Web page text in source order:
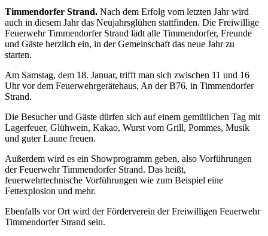
Timmendorfer Strand. Nach dem Erfolg vom letzten Jahr wird
auch in diesem Jahr das Neujahrsglühen stattfinden. Die Freiwillige
Feuerwehr Timmendorfer Strand lädt alle Timmendorfer, Freunde
und Gäste herzlich ein, in der Gemeinschaft das neue Jahr zu
starten.
Am Samstag, dem 18. Januar, trifft man sich zwischen 11 und 16
Uhr vor dem Feuerwehrgerätehaus, An der B76, in Timmendorfer
Strand.
Die Besucher und Gäste dürfen sich auf einem gemütlichen Tag mit
Lagerfeuer, Glühwein, Kakao, Wurst vom Grill, Pommes, Musik
und guter Laune freuen.
Außerdem wird es ein Showprogramm geben, also Vorführungen
der Feuerwehr Timmendorfer Strand. Das heißt,
feuerwehrtechnische Vorführungen wie zum Beispiel eine
Fettexplosion und mehr.
Ebenfalls vor Ort wird der Förderverein der Freiwilligen Feuerwehr
Timmendorfer Strand sein.